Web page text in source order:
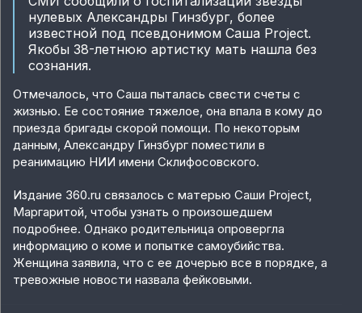
нулевых Александры Гинзбург, более
известной под псевдонимом Саша Project.
Якобы 38-летнюю артистку мать нашла без
сознания.
Отмечалось, что Саша пыталась свести счеты с
жизнью. Ее состояние тяжелое, она впала в кому до
приезда бригады скорой помощи. По некоторым
данным, Александру Гинзбург поместили в
реанимацию НИИ имени Склифосовского.
Издание 360.ru связалось с матерью Саши Project,
Маргаритой, чтобы узнать о произошедшем
подробнее. Однако родительница опровергла
информацию о коме и попытке самоубийства.
Женщина заявила, что с ее дочерью все в порядке, а
тревожные новости назвала фейковыми.